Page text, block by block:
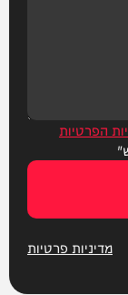
הפרטיות
מדיניות פרטיות